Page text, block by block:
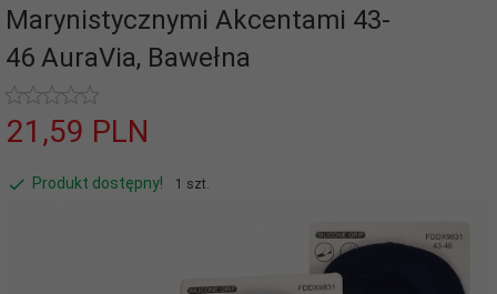
Marynistycznymi Akcentami 43-
46 AuraVia, Bawełna
21,59 PLN
Produkt dostępny! 1 szt.